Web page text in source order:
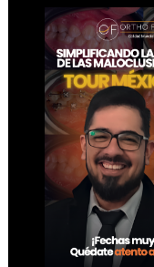
Footer